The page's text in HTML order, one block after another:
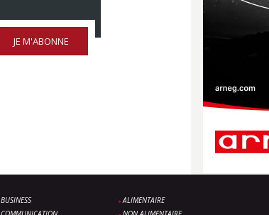
JE M'ABONNE
BUSINESS
ALIMENTAIRE